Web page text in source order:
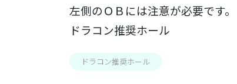
左側のＯＢには注意が必要です。
ドラコン推奨ホール
ドラコン推奨ホール